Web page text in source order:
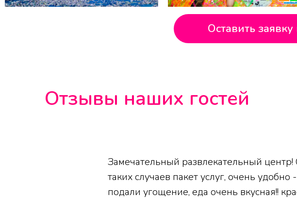
Оставить
Отзывы наших гостей
Замечательный развлекательный
таких случаев пакет услуг, очень
подали угощение, еда очень вкусная!!